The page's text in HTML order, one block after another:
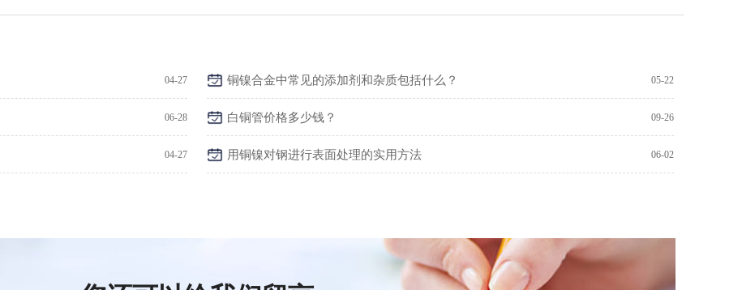
04-27 铜镍合金中常见的添加剂和杂质包括什么？ 05-22
06-28 白铜管价格多少钱？ 09-26
04-27 用铜镍对钢进行表面处理的实用方法 06-02